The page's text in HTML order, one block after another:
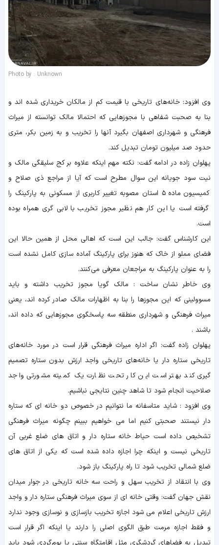
Photo by : Unknown
وی افزود: خانه‌های تاریخی با قیمت کم از مالکان خریداری شده اند و
بنا به صحبت شفاهی با مجوزهایی که احتمالا مالک توانسته از میراث
فرهنگی و شهرداری اصفهان بگیرد آنها را تخریب و به زمین بکر، متری
حدود صد میلیون تومان تبدیل کند.
پهلوان زاده در ادامه گفت: نکته مهم اینکه علاوه بر کج سلیقگی مالک و
نیت سود جویانه این سوال مطرح است که آیا از مراجع ذی صلاح و
کمیسیون ماده ۵ استان مصوبه تغییر کاربری از مسکونی به پارکینگ را
گرفته است یا این کار هم نظیر مجوز تخریب با لابی گری همراه بوده
است.
این کارشناس گفت: جالب این است که اهالی محل از همین حالا این
فضای مملو از خاک که هنوز برای پارکینگ آماده سازی کامل نشده است
را به عنوان پارکینگ به مراجعان معرفی می‌کنند.
وی خاطر نشان ساخت : مالک گویا مجوز تخریب داشته و باید
مسوولینی که این مجوزها را بنا به اظهارات مالک صادر کرده اند، یعنی
میراث فرهنگی و شهرداری منطقه سه پاسخگوی مجوزهایی که داده اند،
باشند .
پهلوان زاده گفت: اگر اداره میراث فرهنگی قرار است در مورد خانه‌های
تاریخی ستاره دار یا خانه‌های تاریخی واجد ارزش بدون ستاره تصمیم
گیری کند بهتر است این کار تحت نظارت یک کمیته مشورتی واجد
صلاحیت انجام شود تا شاهد چنین نتایجی نباشیم.
وی افزود : شاید متاسفانه ما نتوانیم در خصوص دو خانه ای که ستاره
دار نیستند صحبتی کنیم اما می خواهیم ببینم چگونه میراث فرهنگی
تشخیص داده است حیاط خانه ستاره دار و اتاق های ضلع غربی آن
تاریخی نیست و اینکه چرا اجازه داده شده است که یکی از اتاق های
ضلع شمالی تخریب شود تا راه پارکینگ باز شود.
وی با انتقاد از تخریب سهل و راحت سه خانه تاریخی در جوار میدان
نقش جهان گفت: وقتی خانه ای از سوی میراث فرهنگی ستاره دار و واجد
ارزش تاریخی اعلام می شود اجازه تخریب بازسازی و نوسازی وجود ندارد
و فقط اجازه مرمت طبق الگوی اصلی را دارند یا اینکه اگر قرار است
تبدیل به فضاهای گردشگری مثل اقامتگاه سنتی یا بوم‌گردی شود باید